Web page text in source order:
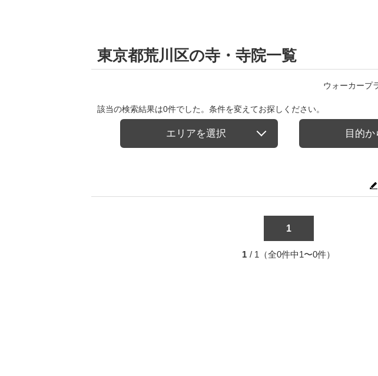
東京都荒川区の寺・寺院一覧
ウォーカープ
該当の検索結果は0件でした。条件を変えてお探しください。
エリアを選択 目的
1
1 / 1（全0件中1〜0件）